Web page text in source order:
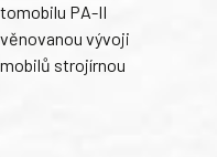
PA-II
vývoji
strojírnou